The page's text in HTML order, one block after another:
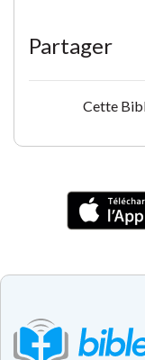
Partager
Cette